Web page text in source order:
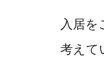
入居を
考えて